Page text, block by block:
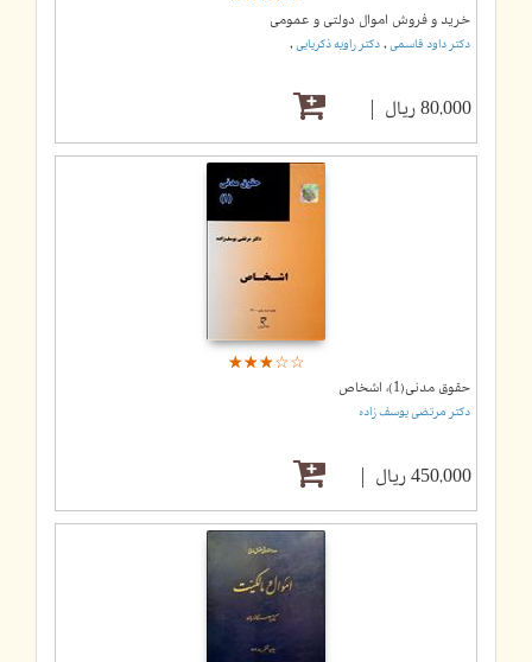
خرید و فروش اموال دولتی و عمومی
دکتر داود قاسمی , دکتر راویه ذکریایی ,
80,000 ریال
☆☆☆☆☆
★★★★★
حقوق مدنی(1)، اشخاص
دکتر مرتضی یوسف زاده
450,000 ریال